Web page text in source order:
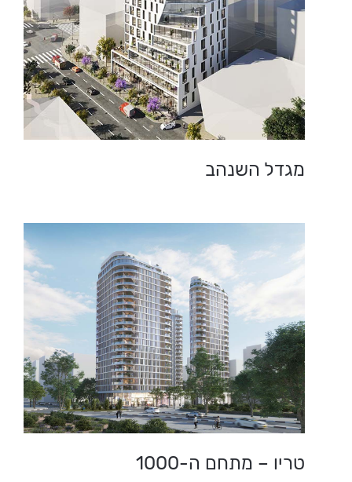
מגדל השנהב
טריו – מתחם ה-1000